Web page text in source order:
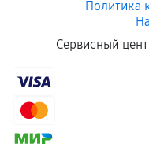
Если
сохраняться
соблюдены
Политика
Сервисный